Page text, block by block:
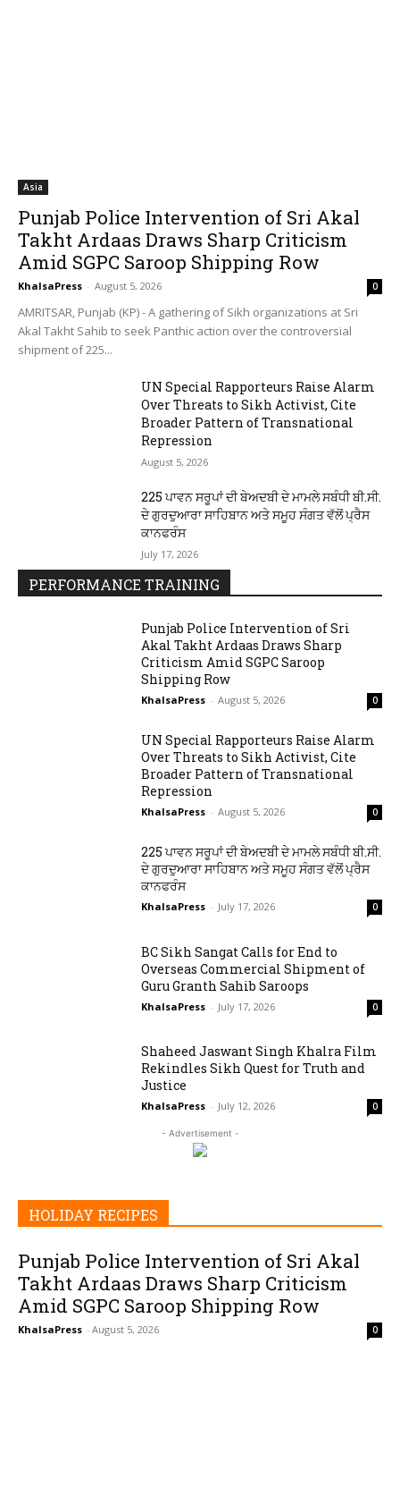
Asia
Punjab Police Intervention of Sri Akal
Takht Ardaas Draws Sharp Criticism
Amid SGPC Saroop Shipping Row
KhalsaPress - August 5, 2026 0
AMRITSAR, Punjab (KP) - A gathering of Sikh organizations at Sri
Akal Takht Sahib to seek Panthic action over the controversial
shipment of 225...
UN Special Rapporteurs Raise Alarm
Over Threats to Sikh Activist, Cite
Broader Pattern of Transnational
Repression
August 5, 2026
225 ਪਾਵਨ ਸਰੂਪਾਂ ਦੀ ਬੇਅਦਬੀ ਦੇ ਮਾਮਲੇ ਸਬੰਧੀ ਬੀ.ਸੀ.
ਦੇ ਗੁਰਦੁਆਰਾ ਸਾਹਿਬਾਨ ਅਤੇ ਸਮੂਹ ਸੰਗਤ ਵੱਲੋਂ ਪ੍ਰੈਸ
ਕਾਨਫਰੰਸ
July 17, 2026
PERFORMANCE TRAINING
Punjab Police Intervention of Sri
Akal Takht Ardaas Draws Sharp
Criticism Amid SGPC Saroop
Shipping Row
KhalsaPress - August 5, 2026 0
UN Special Rapporteurs Raise Alarm
Over Threats to Sikh Activist, Cite
Broader Pattern of Transnational
Repression
KhalsaPress - August 5, 2026 0
225 ਪਾਵਨ ਸਰੂਪਾਂ ਦੀ ਬੇਅਦਬੀ ਦੇ ਮਾਮਲੇ ਸਬੰਧੀ ਬੀ.ਸੀ.
ਦੇ ਗੁਰਦੁਆਰਾ ਸਾਹਿਬਾਨ ਅਤੇ ਸਮੂਹ ਸੰਗਤ ਵੱਲੋਂ ਪ੍ਰੈਸ
ਕਾਨਫਰੰਸ
KhalsaPress - July 17, 2026 0
BC Sikh Sangat Calls for End to
Overseas Commercial Shipment of
Guru Granth Sahib Saroops
KhalsaPress - July 17, 2026 0
Shaheed Jaswant Singh Khalra Film
Rekindles Sikh Quest for Truth and
Justice
KhalsaPress - July 12, 2026 0
- Advertisement -
HOLIDAY RECIPES
Punjab Police Intervention of Sri Akal
Takht Ardaas Draws Sharp Criticism
Amid SGPC Saroop Shipping Row
KhalsaPress - August 5, 2026 0